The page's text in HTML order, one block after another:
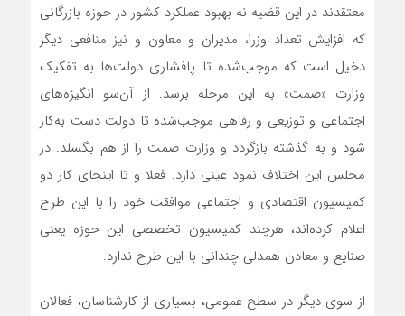
معتقدند در این قضیه نه بهبود عملکرد کشور در حوزه بازرگانی
که افزایش تعداد وزرا، مدیران و معاون و نیز منافعی دیگر
دخیل است که موجب‌شده تا پافشاری دولت‌ها به تفکیک
وزارت «صمت» به این مرحله برسد. از آن‌سو انگیزه‌‌‌‌‌های
اجتماعی و توزیعی و رفاهی موجب‌شده تا دولت دست به‌کار
شود و به گذشته بازگردد و وزارت صمت را از هم بگسلد. در
مجلس این اختلاف نمود عینی دارد. فعلا و تا اینجای کار دو
کمیسیون اقتصادی و اجتماعی موافقت خود را با این طرح
اعلام کرده‌اند، هرچند کمیسیون تخصصی این حوزه یعنی
صنایع و معادن همدلی چندانی با این طرح ندارد.
از سوی دیگر در سطح عمومی، بسیاری از کارشناسان، فعالان